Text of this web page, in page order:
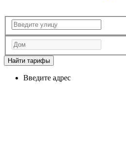
Найти тарифы
Введите адрес